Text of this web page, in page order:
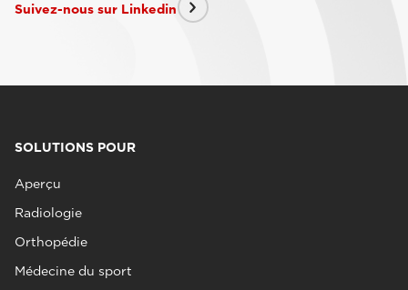
Suivez-nous sur Linkedin
SOLUTIONS POUR
Aperçu
Radiologie
Orthopédie
Médecine du sport